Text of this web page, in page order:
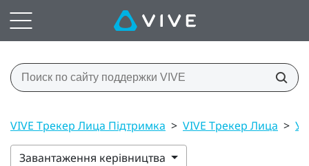
VIVE Трекер Лица Підтримка > VIVE Трекер Лица >
Завантаження керівництва